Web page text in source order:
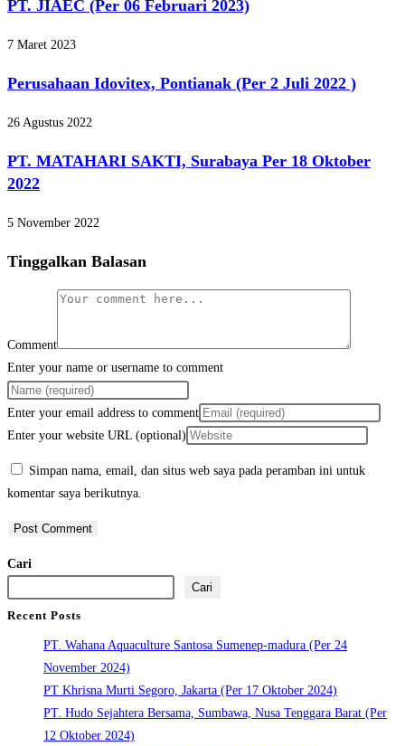
PT. JIAEC (Per 06 Februari 2023)
7 Maret 2023
Perusahaan Idovitex, Pontianak (Per 2 Juli 2022 )
26 Agustus 2022
PT. MATAHARI SAKTI, Surabaya Per 18 Oktober
2022
5 November 2022
Tinggalkan Balasan
Comment
Enter your name or username to comment
Enter your email address to comment
Enter your website URL (optional)
Simpan nama, email, dan situs web saya pada peramban ini untuk
komentar saya berikutnya.
Cari
Cari
Recent Posts
PT. Wahana Aquaculture Santosa Sumenep-madura (Per 24
November 2024)
PT Khrisna Murti Segoro, Jakarta (Per 17 Oktober 2024)
PT. Hudo Sejahtera Bersama, Sumbawa, Nusa Tenggara Barat (Per
12 Oktober 2024)